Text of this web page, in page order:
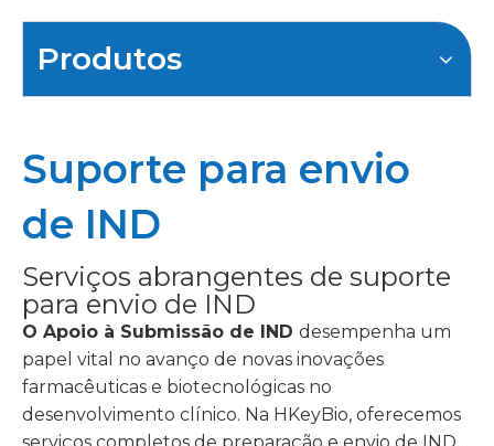
Produtos
Suporte para envio
de IND
Serviços abrangentes de suporte
para envio de IND
O Apoio à Submissão de IND desempenha um
papel vital no avanço de novas inovações
farmacêuticas e biotecnológicas no
desenvolvimento clínico. Na HKeyBio, oferecemos